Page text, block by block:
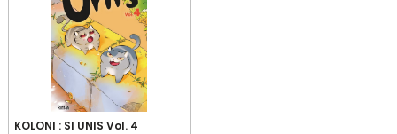
KOLONI : SI UNIS Vol. 4